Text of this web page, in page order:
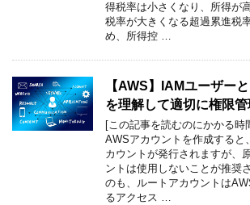
得税率は小さくなり、所得が
税率が大きくなる超過累進税
め、所得控 …
【AWS】IAMユーザー
を理解して適切に権限
[この記事を読むのにかかる時
AWSアカウントを作成すると
カウントが発行されますが、
ントは使用しないことが推奨
のも、ルートアカウントは
るアクセス …